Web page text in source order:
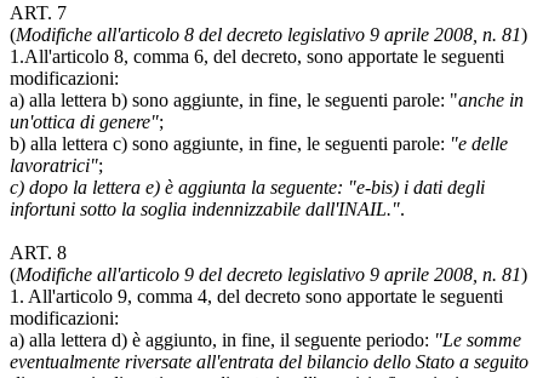
ART. 7
(Modifiche all'articolo 8 del decreto legislativo 9 aprile 2008, n. 81)
1.All'articolo 8, comma 6, del decreto, sono apportate le seguenti
modificazioni:
a) alla lettera b) sono aggiunte, in fine, le seguenti parole: "anche in
un'ottica di genere";
b) alla lettera c) sono aggiunte, in fine, le seguenti parole: "e delle
lavoratrici";
c) dopo la lettera e) è aggiunta la seguente: "e-bis) i dati degli
infortuni sotto la soglia indennizzabile dall'INAIL.".
ART. 8
(Modifiche all'articolo 9 del decreto legislativo 9 aprile 2008, n. 81)
1. All'articolo 9, comma 4, del decreto sono apportate le seguenti
modificazioni:
a) alla lettera d) è aggiunto, in fine, il seguente periodo: "Le somme
eventualmente riversate all'entrata del bilancio dello Stato a seguito